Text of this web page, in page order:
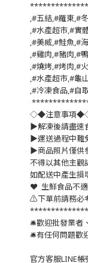
,#五結,#羅東,#
,#水產超市,#實
,#美威,#鮭魚,#
,#雞肉,#豬肉,#
,#燒烤,#烤肉,#
,#水產超市,#龜
,#冷凍食品,#自
◇◆注意事項
▶️解凍後請盡速
▶️運送過程中難
▶️商品照片僅供
不得以其他主觀
如配送中產生損
❤️ 生鮮食品不
⚠️下單前請務必
🛎歡迎批發業者
🛎有任何問題歡
官方客服LINE